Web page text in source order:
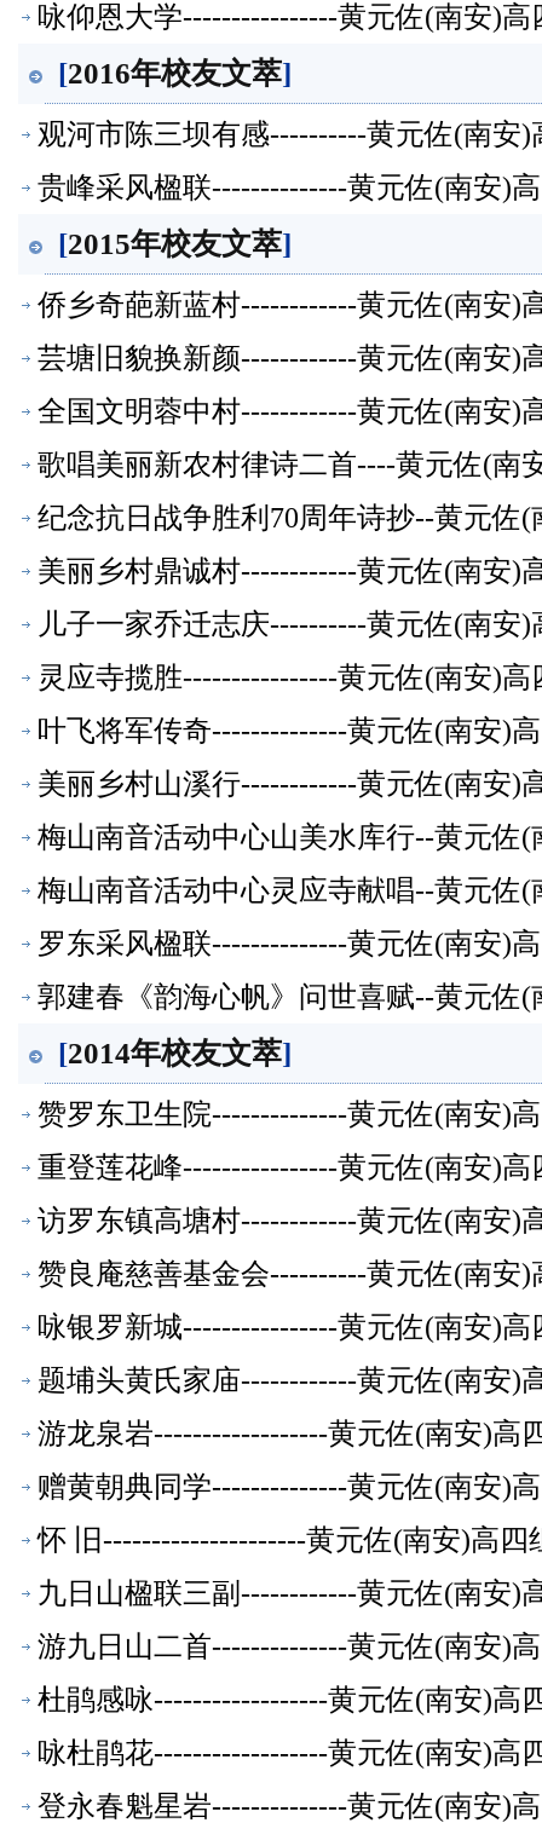
咏仰恩大学----------------黄元佐(南安)
[2016年校友文萃]
观河市陈三坝有感----------黄元佐(南安
贵峰采风楹联--------------黄元佐(南安)
[2015年校友文萃]
侨乡奇葩新蓝村------------黄元佐(南安)
芸塘旧貌换新颜------------黄元佐(南安)
全国文明蓉中村------------黄元佐(南安)
歌唱美丽新农村律诗二首----黄元佐(南
纪念抗日战争胜利70周年诗抄--黄元佐
美丽乡村鼎诚村------------黄元佐(南安)
儿子一家乔迁志庆----------黄元佐(南安
灵应寺揽胜----------------黄元佐(南安)
叶飞将军传奇--------------黄元佐(南安)
美丽乡村山溪行------------黄元佐(南安)
梅山南音活动中心山美水库行--黄元佐
梅山南音活动中心灵应寺献唱--黄元佐
罗东采风楹联--------------黄元佐(南安)
郭建春《韵海心帆》问世喜赋--黄元佐
[2014年校友文萃]
赞罗东卫生院--------------黄元佐(南安)
重登莲花峰----------------黄元佐(南安)
访罗东镇高塘村------------黄元佐(南安)
赞良庵慈善基金会----------黄元佐(南安
咏银罗新城----------------黄元佐(南安)
题埔头黄氏家庙------------黄元佐(南安)
游龙泉岩------------------黄元佐(南安)高
赠黄朝典同学--------------黄元佐(南安)
怀 旧---------------------黄元佐(南安)高
九日山楹联三副------------黄元佐(南安)
游九日山二首--------------黄元佐(南安)
杜鹃感咏------------------黄元佐(南安)高
咏杜鹃花------------------黄元佐(南安)高
登永春魁星岩--------------黄元佐(南安)